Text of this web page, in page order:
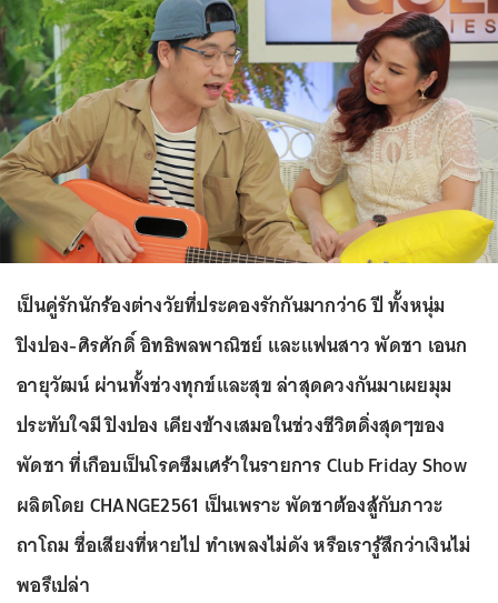
เป็นคู่รักนักร้องต่างวัยที่ประคองรักกันมากว่า6 ปี ทั้งหนุ่ม
ปิงปอง-ศิรศักดิ์ อิทธิพลพาณิชย์ และแฟนสาว พัดชา เอนก
อายุวัฒน์ ผ่านทั้งช่วงทุกข์และสุข ล่าสุดควงกันมาเผยมุม
ประทับใจมี ปิงปอง เคียงข้างเสมอในช่วงชีวิตดิ่งสุดๆของ
พัดชา ที่เกือบเป็นโรคซึมเศร้าในรายการ Club Friday Show
ผลิตโดย CHANGE2561 เป็นเพราะ พัดชาต้องสู้กับภาวะ
ถาโถม ชื่อเสียงที่หายไป ทำเพลงไม่ดัง หรือเรารู้สึกว่าเงินไม่
พอรึเปล่า